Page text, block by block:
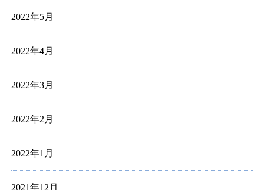
2022年5月
2022年4月
2022年3月
2022年2月
2022年1月
2021年12月